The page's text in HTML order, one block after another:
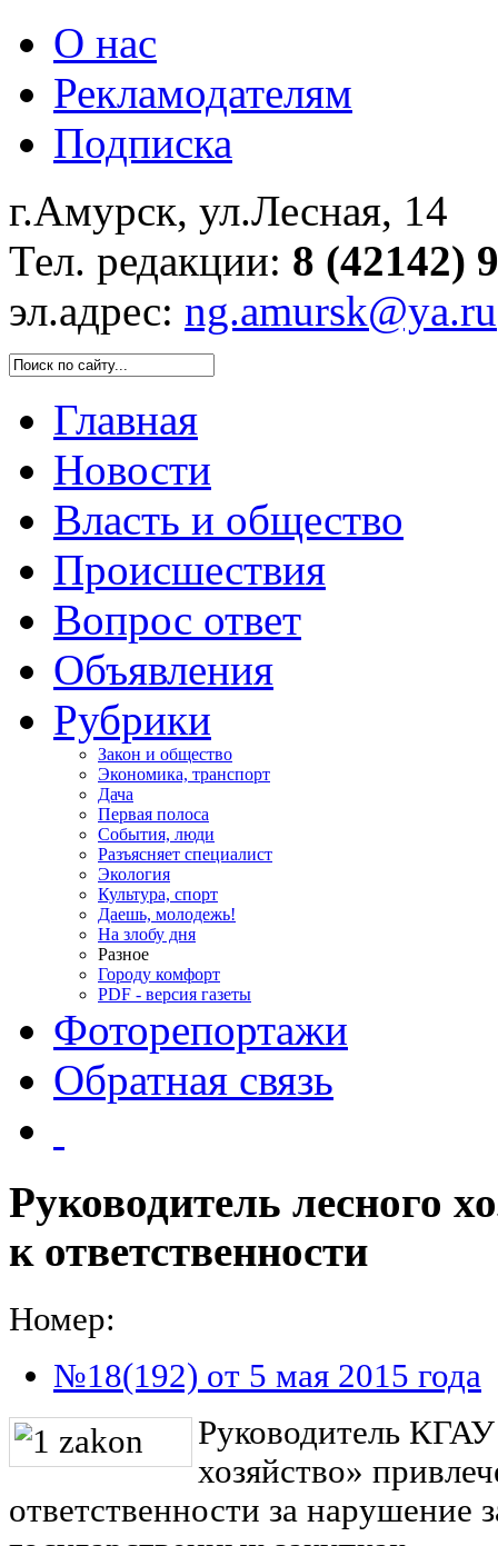
О нас
Рекламодателям
Подписка
г.Амурск, ул.Лесная, 14
Тел. редакции: 8 (42142)
эл.адрес: ng.amursk@ya.ru
Главная
Новости
Власть и общество
Происшествия
Вопрос ответ
Объявления
Рубрики
Закон и общество
Экономика, транспорт
Дача
Первая полоса
События, люди
Разъясняет специалист
Экология
Культура, спорт
Даешь, молодежь!
На злобу дня
Разное
Городу комфорт
PDF - версия газеты
Фоторепортажи
Обратная связь
Руководитель лесного
к ответственности
Номер:
№18(192) от 5 мая 2015 года
Руководитель
хозяйство»
ответственности за нарушение